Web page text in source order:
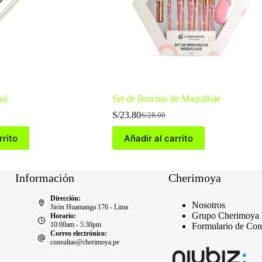
Set de Brochas de Maquillaje
S/28.00
El
original
era:
S/23.80El
actual
es:
Añadir al carrito
Información
Dirección:
Jirón Huamanga 176 - Lima
Horario:
10:00am - 5:30pm
Correo electrónico:
consultas@cherimoya.pe
Cherimoya
Nosotros
Grupo Cherimoya
Formulario de